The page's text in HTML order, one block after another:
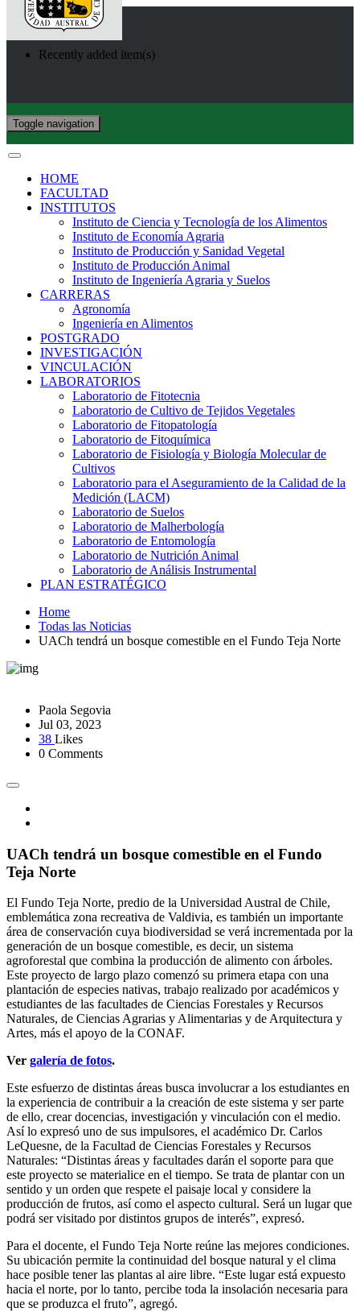
Recently added item(s)
Toggle navigation
HOME
FACULTAD
INSTITUTOS
Instituto de Ciencia y Tecnología de los Alimentos
Instituto de Economía Agraria
Instituto de Producción y Sanidad Vegetal
Instituto de Producción Animal
Instituto de Ingeniería Agraria y Suelos
CARRERAS
Agronomía
Ingeniería en Alimentos
POSTGRADO
INVESTIGACIÓN
VINCULACIÓN
LABORATORIOS
Laboratorio de Fitotecnia
Laboratorio de Cultivo de Tejidos Vegetales
Laboratorio de Fitopatología
Laboratorio de Fitoquímica
Laboratorio de Fisiología y Biología Molecular de
Cultivos
Laboratorio para el Aseguramiento de la Calidad de la
Medición (LACM)
Laboratorio de Suelos
Laboratorio de Malherbología
Laboratorio de Entomología
Laboratorio de Nutrición Animal
Laboratorio de Análisis Instrumental
PLAN ESTRATÉGICO
Home
Todas las Noticias
UACh tendrá un bosque comestible en el Fundo Teja Norte
Paola Segovia
Jul 03, 2023
38 Likes
0 Comments
UACh tendrá un bosque comestible en el Fundo
Teja Norte
El Fundo Teja Norte, predio de la Universidad Austral de Chile,
emblemática zona recreativa de Valdivia, es también un importante
área de conservación cuya biodiversidad se verá incrementada por la
generación de un bosque comestible, es decir, un sistema
agroforestal que combina la producción de alimento con árboles.
Este proyecto de largo plazo comenzó su primera etapa con una
plantación de especies nativas, trabajo realizado por académicos y
estudiantes de las facultades de Ciencias Forestales y Recursos
Naturales, de Ciencias Agrarias y Alimentarias y de Arquitectura y
Artes, más el apoyo de la CONAF.
Ver galería de fotos.
Este esfuerzo de distintas áreas busca involucrar a los estudiantes en
la experiencia de contribuir a la creación de este sistema y ser parte
de ello, crear docencias, investigación y vinculación con el medio.
Así lo expresó uno de sus impulsores, el académico Dr. Carlos
LeQuesne, de la Facultad de Ciencias Forestales y Recursos
Naturales: “Distintas áreas y facultades darán el soporte para que
este proyecto se materialice en el tiempo. Se trata de plantar con un
sentido y un orden que respete el paisaje local y considere la
producción de frutos, así como el aspecto cultural. Será un lugar que
podrá ser visitado por distintos grupos de interés”, expresó.
Para el docente, el Fundo Teja Norte reúne las mejores condiciones.
Su ubicación permite la continuidad del bosque natural y el clima
hace posible tener las plantas al aire libre. “Este lugar está expuesto
hacia el norte, por lo tanto, percibe toda la insolación necesaria para
que se produzca el fruto”, agregó.